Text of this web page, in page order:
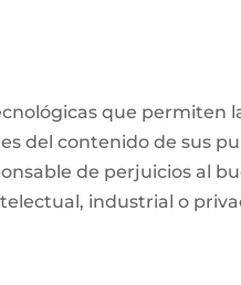
que permiten
del contenido de sus
de perjuicios al
industrial o